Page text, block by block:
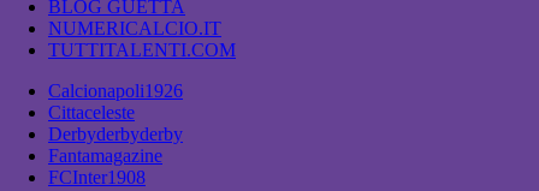
BLOG GUETTA
NUMERICALCIO.IT
TUTTITALENTI.COM
Calcionapoli1926
Cittaceleste
Derbyderbyderby
Fantamagazine
FCInter1908